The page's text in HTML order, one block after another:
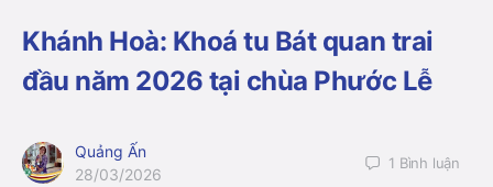
Khánh Hoà: Khoá tu Bát quan trai
đầu năm 2026 tại chùa Phước Lễ
Quảng Ấn
28/03/2026
1 Bình luận